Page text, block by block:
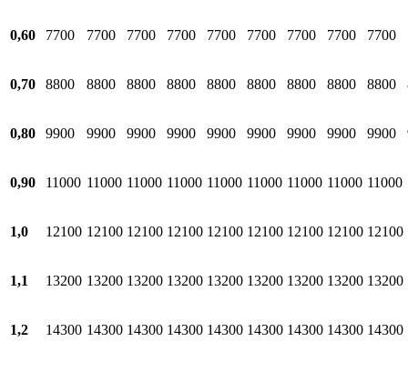
0,60 7700 7700 7700 7700 7700 7700 7700 7700 7700
0,70 8800 8800 8800 8800 8800 8800 8800 8800 8800
0,80 9900 9900 9900 9900 9900 9900 9900 9900 9900
0,90 11000 11000 11000 11000 11000 11000 11000 11000 11000
1,0 12100 12100 12100 12100 12100 12100 12100 12100 12100
1,1 13200 13200 13200 13200 13200 13200 13200 13200 13200
1,2 14300 14300 14300 14300 14300 14300 14300 14300 14300